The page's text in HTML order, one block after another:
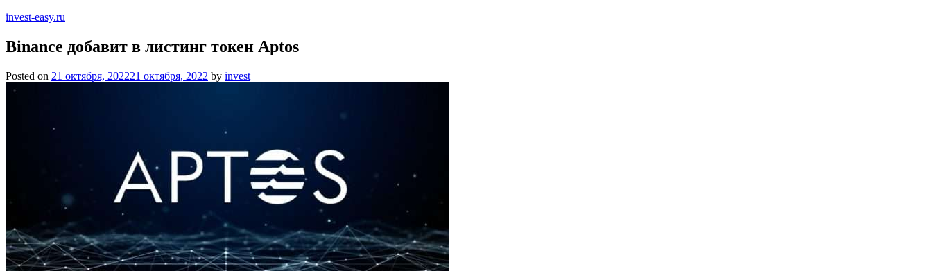
invest-easy.ru
Binance добавит в листинг токен Aptos
Posted on 21 октября, 202221 октября, 2022 by invest